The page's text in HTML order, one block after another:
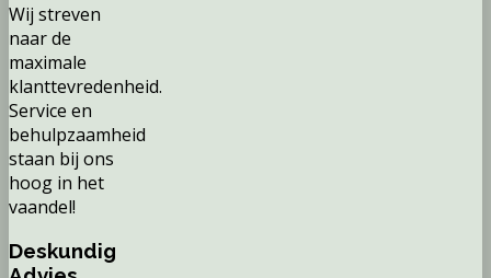
Wij streven
naar de
maximale
klanttevredenheid.
Service en
behulpzaamheid
staan bij ons
hoog in het
vaandel!
Deskundig